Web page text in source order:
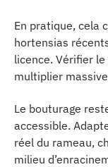
En pratique, cela
hortensias
licence. Vérifier
multiplier
Le bouturage
accessible.
réel du rameau,
milieu